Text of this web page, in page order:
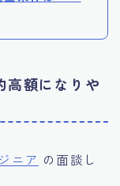
額になりや
ニア の面談し